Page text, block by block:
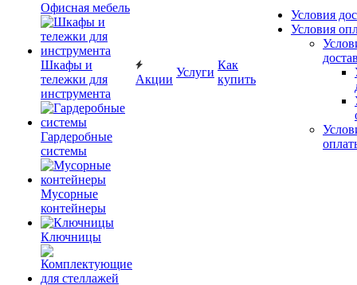
Офисная мебель
Шкафы и
тележки для
инструмента
Гардеробные
системы
Мусорные
контейнеры
Ключницы
Акции
Услуги
Как
купить
Условия
Условия